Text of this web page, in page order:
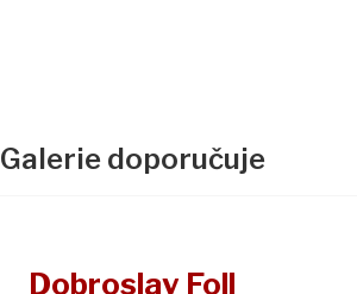
Galerie doporučuje
Dobroslav Foll